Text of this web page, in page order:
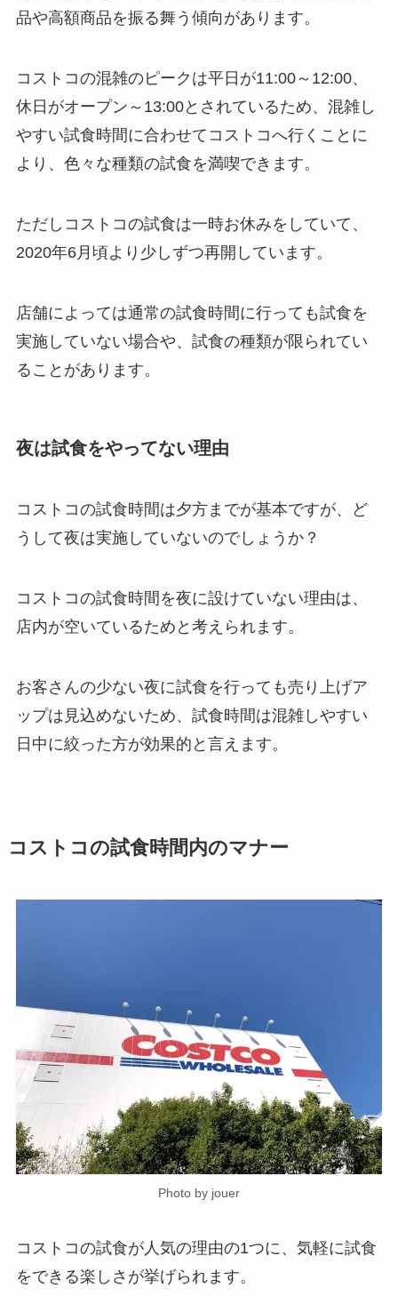
品や高額商品を振る舞う傾向があります。
コストコの混雑のピークは平日が11:00～12:00、
休日がオープン～13:00とされているため、混雑し
やすい試食時間に合わせてコストコへ行くことに
より、色々な種類の試食を満喫できます。
ただしコストコの試食は一時お休みをしていて、
2020年6月頃より少しずつ再開しています。
店舗によっては通常の試食時間に行っても試食を
実施していない場合や、試食の種類が限られてい
ることがあります。
夜は試食をやってない理由
コストコの試食時間は夕方までが基本ですが、ど
うして夜は実施していないのでしょうか？
コストコの試食時間を夜に設けていない理由は、
店内が空いているためと考えられます。
お客さんの少ない夜に試食を行っても売り上げア
ップは見込めないため、試食時間は混雑しやすい
日中に絞った方が効果的と言えます。
コストコの試食時間内のマナー
Photo by jouer
コストコの試食が人気の理由の1つに、気軽に試食
をできる楽しさが挙げられます。